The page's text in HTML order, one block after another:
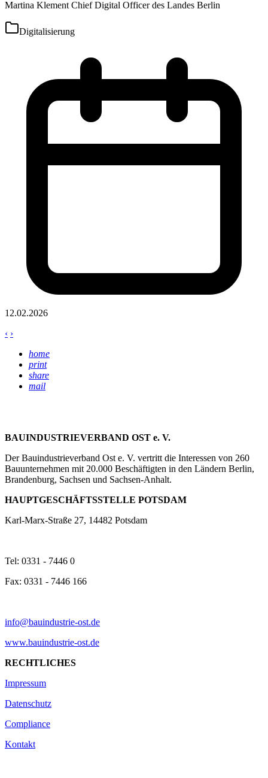
Martina Klement Chief Digital Officer des Landes Berlin
Digitalisierung
12.02.2026
‹ ›
home
print
share
mail
BAUINDUSTRIEVERBAND OST e. V.
Der Bauindustrieverband Ost e. V. vertritt die Interessen von 260
Bauunternehmen mit 20.000 Beschäftigten in den Ländern Berlin,
Brandenburg, Sachsen und Sachsen-Anhalt.
HAUPTGESCHÄFTSSTELLE POTSDAM
Karl-Marx-Straße 27, 14482 Potsdam
Tel: 0331 - 7446 0
Fax: 0331 - 7446 166
info@bauindustrie-ost.de
www.bauindustrie-ost.de
RECHTLICHES
Impressum
Datenschutz
Compliance
Kontakt